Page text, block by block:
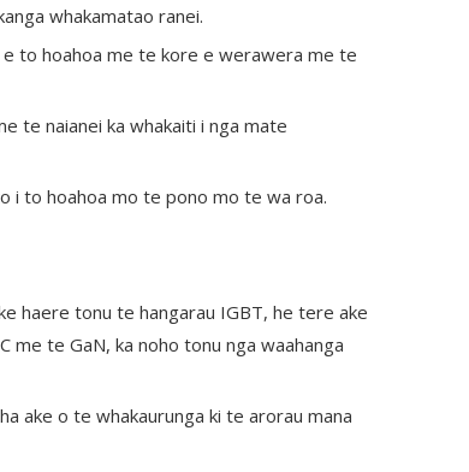
whakamatao ranei.
to hoahoa me te kore e werawera me te
te naianei ka whakaiti i nga mate
i to hoahoa mo te pono mo te wa roa.
haere tonu te hangarau IGBT, he tere ake
me te GaN, ka noho tonu nga waahanga
ake o te whakaurunga ki te arorau mana